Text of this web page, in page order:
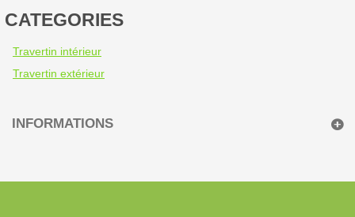
CATEGORIES
Travertin intérieur
Travertin extérieur
INFORMATIONS